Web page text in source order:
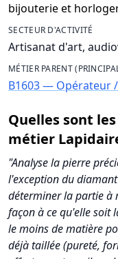
bijouterie et
SECTEUR D'ACTIVITÉ
Artisanat d'art,
MÉTIER PARENT
B1603 — Opérateur
Quelles sont
métier
"Analyse la pierre
l'exception du
déterminer la partie à
façon à ce qu'elle soit
le moins de matière
déjà taillée (pureté,